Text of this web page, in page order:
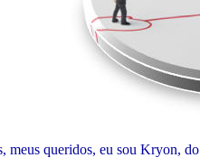
meus queridos, eu sou Kryon,